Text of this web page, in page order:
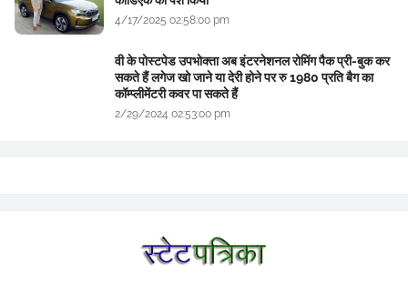
4/17/2025 02:58:00 pm
वी के पोस्टपेड उपभोक्ता अब इंटरनेशनल रोमिंग पैक प्री-बुक कर
सकते हैं लगेज खो जाने या देरी होने पर रु 1980 प्रति बैग का
कॉम्प्लीमेंटरी कवर पा सकते हैं
2/29/2024 02:53:00 pm